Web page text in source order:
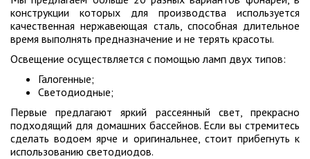
конструкции которых для производства используется
качественная нержавеющая сталь, способная длительное
время выполнять предназначение и не терять красоты.
Освещение осуществляется с помощью ламп двух типов:
Галогенные;
Светодиодные;
Первые предлагают яркий рассеянный свет, прекрасно
подходящий для домашних бассейнов. Если вы стремитесь
сделать водоем ярче и оригинальнее, стоит прибегнуть к
использованию светодиодов.